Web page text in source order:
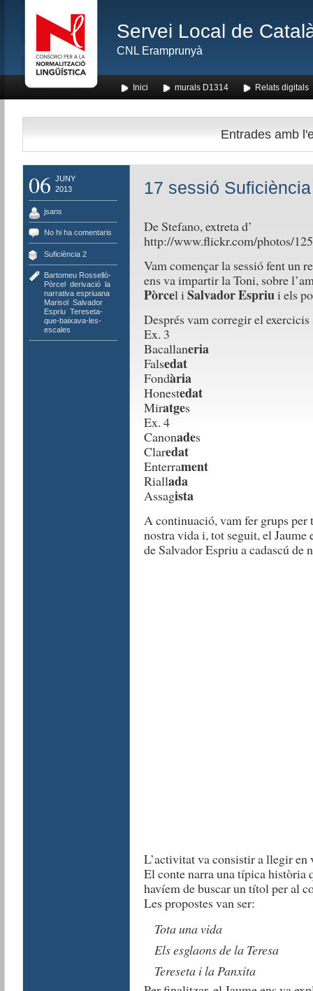
Servei Local de
CNL Eramprunyà
Inici murals D1314 Relats digitals
Entrades amb
06 JUNY
2013
jsans
No hi ha comentaris
Suficiència 2
Bartomeu Rosselló-
Pòrcel, derivació, la
narrativa espriuana,
Marisol, Salvador
Espriu, Tereseta-
que-baixava-les-
escales
17 sessió
De Stefano, extreta d’
http://www.flickr.com/photos/
Vam començar la sessió fent un
ens va impartir la Toni, sobre
Pòrcel iSalvador Espriui els
Després vam corregir el
Ex. 3
Bacallaneria
Falsedat
Fondària
Honestedat
Miratges
Ex. 4
Canonades
Claredat
Enterrament
Riallada
Assagista
A continuació, vam fer grups per
nostra vida i, tot seguit, el Jaume
de Salvador Espriu a cadascú de
L’activitat va consistir a llegir en
El conte narra una típica història
havíem de buscar un títol per al
Les propostes van ser:
Tota una vida
Els esglaons de la Teresa
Tereseta i la Panxita